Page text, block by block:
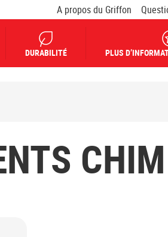
A propos du Griffon
DURABILITÉ PLUS